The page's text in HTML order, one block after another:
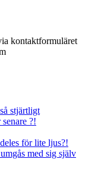
kontaktformuläret
stjärtligt
?!
för lite ljus?!
med sig själv